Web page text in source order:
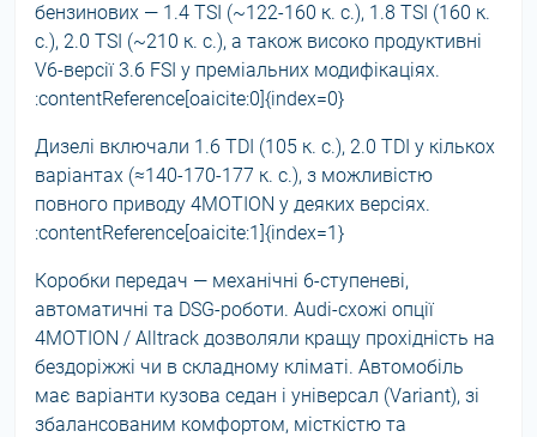
бензинових — 1.4 TSI (~122-160 к. с.), 1.8 TSI (160 к.
с.), 2.0 TSI (~210 к. с.), а також високо продуктивні
V6-версії 3.6 FSI у преміальних модифікаціях.
:contentReference[oaicite:0]{index=0}
Дизелі включали 1.6 TDI (105 к. с.), 2.0 TDI у кількох
варіантах (≈140-170-177 к. с.), з можливістю
повного приводу 4MOTION у деяких версіях.
:contentReference[oaicite:1]{index=1}
Коробки передач — механічні 6-ступеневі,
автоматичні та DSG-роботи. Audi-схожі опції
4MOTION / Alltrack дозволяли кращу прохідність на
бездоріжжі чи в складному кліматі. Автомобіль
має варіанти кузова седан і універсал (Variant), зі
збалансованим комфортом, місткістю та